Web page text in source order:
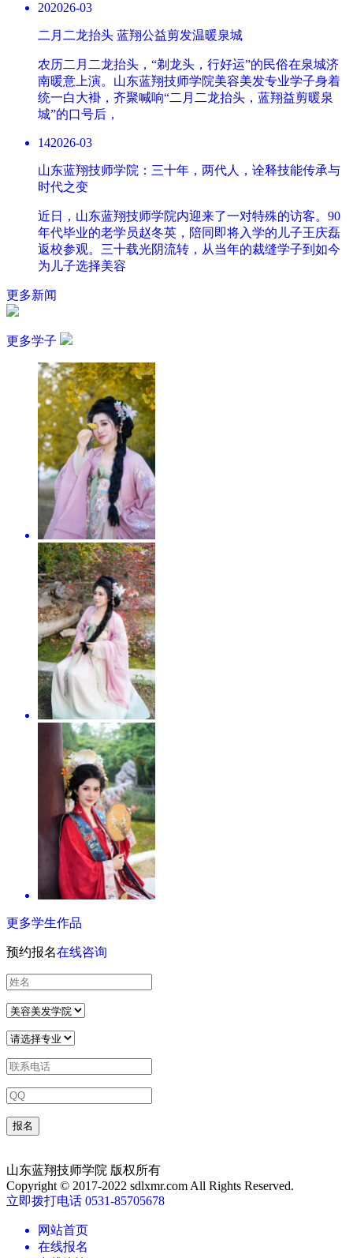
202026-03
二月二龙抬头 蓝翔公益剪发温暖泉城
农历二月二龙抬头，“剃龙头，行好运”的民俗在泉城济
南暖意上演。山东蓝翔技师学院美容美发专业学子身着
统一白大褂，齐聚喊响“二月二龙抬头，蓝翔益剪暖泉
城”的口号后，
142026-03
山东蓝翔技师学院：三十年，两代人，诠释技能传承与
时代之变
近日，山东蓝翔技师学院内迎来了一对特殊的访客。90
年代毕业的老学员赵冬英，陪同即将入学的儿子王庆磊
返校参观。三十载光阴流转，从当年的裁缝学子到如今
为儿子选择美容
更多新闻
更多学子
更多学生作品
预约报名在线咨询
山东蓝翔技师学院 版权所有
Copyright © 2017-2022 sdlxmr.com All Rights Reserved.
立即拨打电话 0531-85705678
网站首页
在线报名